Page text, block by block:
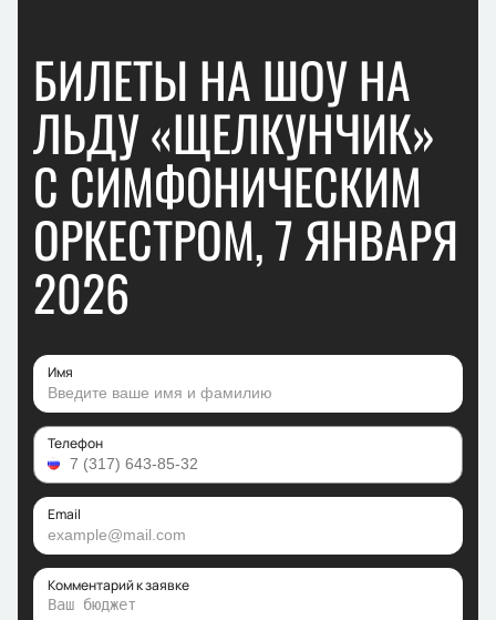
БИЛЕТЫ НА ШОУ НА
ЛЬДУ «ЩЕЛКУНЧИК»
С СИМФОНИЧЕСКИМ
ОРКЕСТРОМ, 7 ЯНВАРЯ
2026
Имя
Телефон
Email
Комментарий к заявке